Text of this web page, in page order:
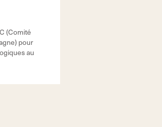
(Comité
pour
au